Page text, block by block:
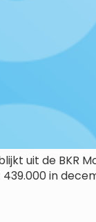
uit de BKR
in